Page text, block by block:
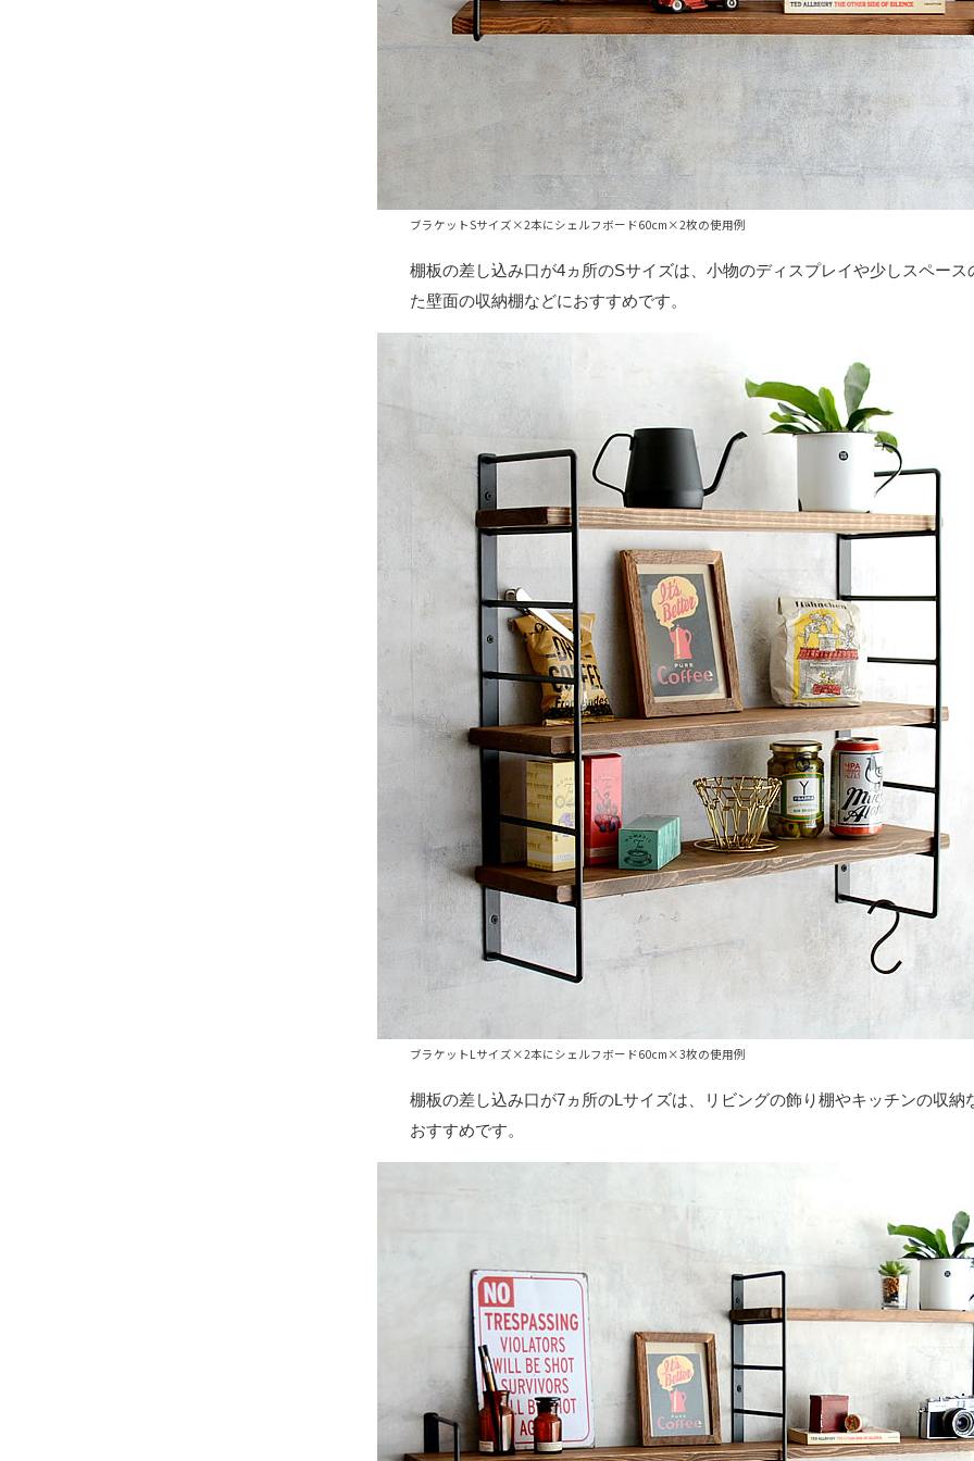
ブラケットSサイズ×2本にシェルフボード60cm×2枚の使用例
棚板の差し込み口が4ヵ所のSサイズは、小物のディスプレイや少しスペース
た壁面の収納棚などにおすすめです。
ブラケットLサイズ×2本にシェルフボード60cm×3枚の使用例
棚板の差し込み口が7ヵ所のLサイズは、リビングの飾り棚やキッチンの収納
おすすめです。